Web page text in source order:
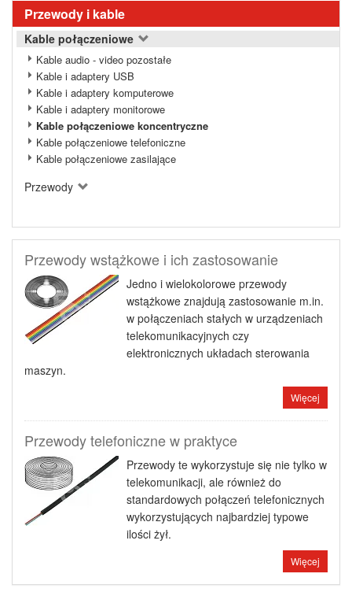
Przewody i kable
Kable połączeniowe
Kable audio - video pozostałe
Kable i adaptery USB
Kable i adaptery komputerowe
Kable i adaptery monitorowe
Kable połączeniowe koncentryczne
Kable połączeniowe telefoniczne
Kable połączeniowe zasilające
Przewody
Przewody wstążkowe i ich zastosowanie
Jedno i wielokolorowe przewody
wstążkowe znajdują zastosowanie m.in.
w połączeniach stałych w urządzeniach
telekomunikacyjnych czy
elektronicznych układach sterowania
maszyn.
Więcej
Przewody telefoniczne w praktyce
Przewody te wykorzystuje się nie tylko w
telekomunikacji, ale również do
standardowych połączeń telefonicznych
wykorzystujących najbardziej typowe
ilości żył.
Więcej